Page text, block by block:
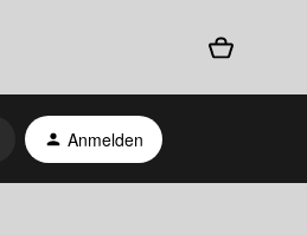
Anmelden